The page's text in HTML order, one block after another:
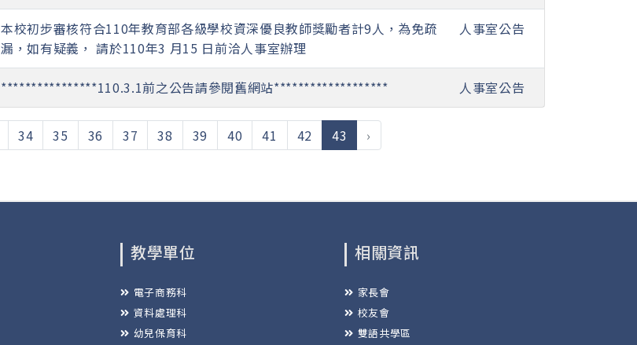
本校初步審核符合110年教育部各級學校資深優良教師獎勵者計9人，為免疏
漏，如有疑義， 請於110年3 月15 日前洽人事室辦理
人事室公告
****************110.3.1前之公告請參閱舊網站******************* 人事室公告
34 35 36 37 38 39 40 41 42 43 (current)
›
教學單位
電子商務科
資料處理科
幼兒保育科
相關資訊
家長會
校友會
雙語共學區